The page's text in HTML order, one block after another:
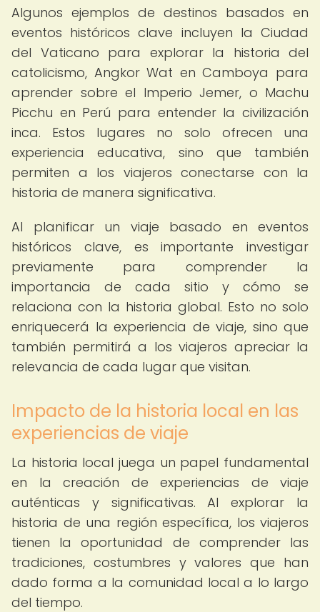
Algunos ejemplos de destinos basados en
eventos históricos clave incluyen la Ciudad
del Vaticano para explorar la historia del
catolicismo, Angkor Wat en Camboya para
aprender sobre el Imperio Jemer, o Machu
Picchu en Perú para entender la civilización
inca. Estos lugares no solo ofrecen una
experiencia educativa, sino que también
permiten a los viajeros conectarse con la
historia de manera significativa.
Al planificar un viaje basado en eventos
históricos clave, es importante investigar
previamente para comprender la
importancia de cada sitio y cómo se
relaciona con la historia global. Esto no solo
enriquecerá la experiencia de viaje, sino que
también permitirá a los viajeros apreciar la
relevancia de cada lugar que visitan.
Impacto de la historia local en las
experiencias de viaje
La historia local juega un papel fundamental
en la creación de experiencias de viaje
auténticas y significativas. Al explorar la
historia de una región específica, los viajeros
tienen la oportunidad de comprender las
tradiciones, costumbres y valores que han
dado forma a la comunidad local a lo largo
del tiempo.